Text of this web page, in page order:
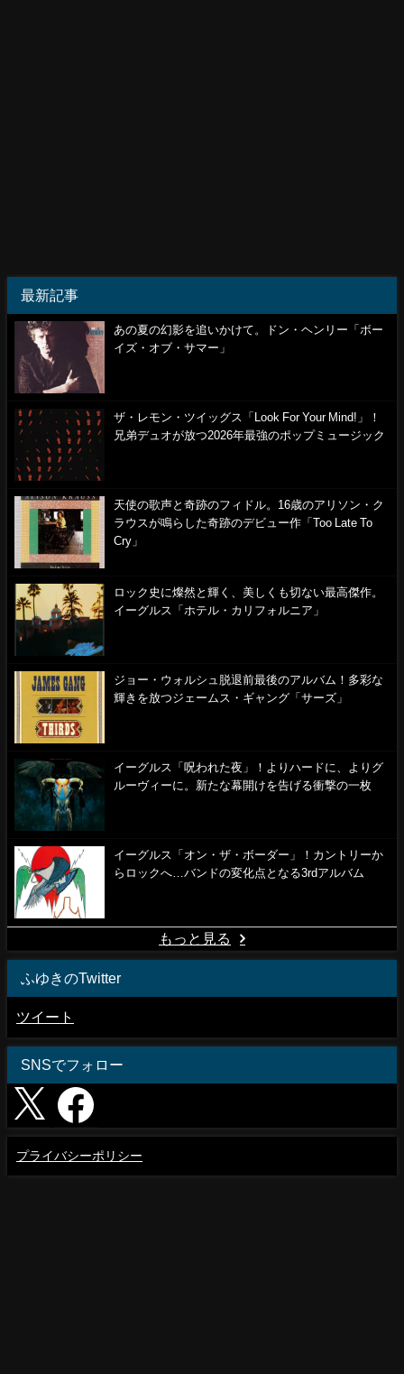
最新記事
あの夏の幻影を追いかけて。ドン・ヘンリー「ボー
イズ・オブ・サマー」
ザ・レモン・ツイッグス「Look For Your Mind!」！
兄弟デュオが放つ2026年最強のポップミュージック
天使の歌声と奇跡のフィドル。16歳のアリソン・ク
ラウスが鳴らした奇跡のデビュー作「Too Late To
Cry」
ロック史に燦然と輝く、美しくも切ない最高傑作。
イーグルス「ホテル・カリフォルニア」
ジョー・ウォルシュ脱退前最後のアルバム！多彩な
輝きを放つジェームス・ギャング「サーズ」
イーグルス「呪われた夜」！よりハードに、よりグ
ルーヴィーに。新たな幕開けを告げる衝撃の一枚
イーグルス「オン・ザ・ボーダー」！カントリーか
らロックへ…バンドの変化点となる3rdアルバム
もっと見る
ふゆきのTwitter
ツイート
SNSでフォロー
プライバシーポリシー